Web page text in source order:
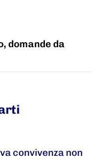
domande da
convivenza non